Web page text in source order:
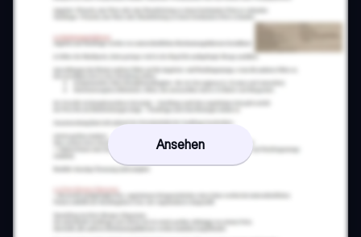
Ansehen